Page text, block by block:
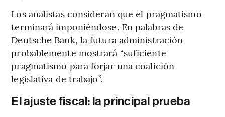
Los analistas consideran que el pragmatismo
terminará imponiéndose. En palabras de
Deutsche Bank, la futura administración
probablemente mostrará “suficiente
pragmatismo para forjar una coalición
legislativa de trabajo”.
El ajuste fiscal: la principal prueba